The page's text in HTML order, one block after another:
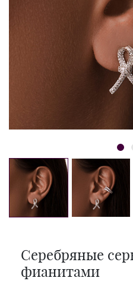
Серебряные
фианитами